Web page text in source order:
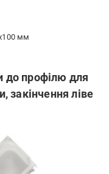
мм
до профілю для
закінчення ліве